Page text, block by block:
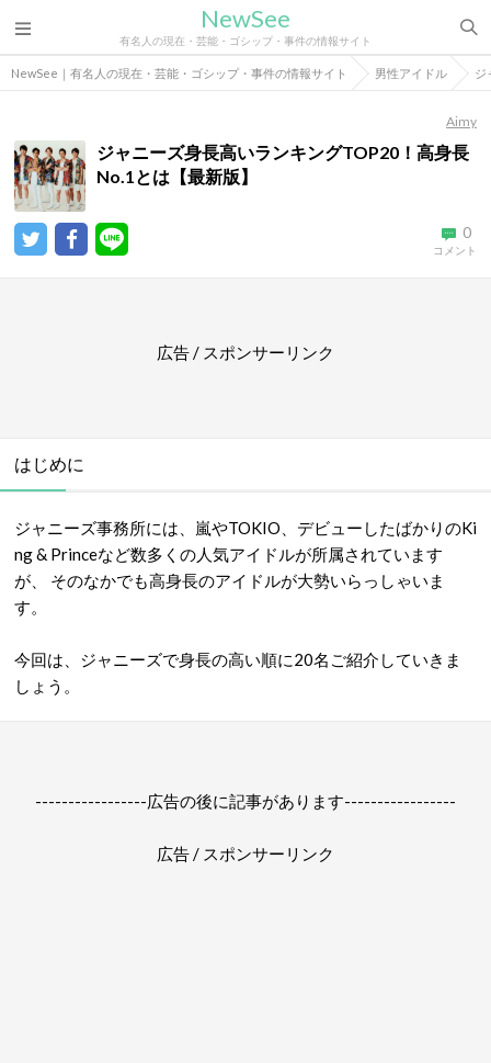
NewSee
有名人の現在・芸能・ゴシップ・事件の情報サイト
NewSee｜有名人の現在・芸能・ゴシップ・事件の情報サイト 男性アイドル ジ
Aimy
ジャニーズ身長高いランキングTOP20！高身長
No.1とは【最新版】
0
コメント
広告 / スポンサーリンク
はじめに
ジャニーズ事務所には、嵐やTOKIO、デビューしたばかりのKi
ng & Princeなど数多くの人気アイドルが所属されています
が、 そのなかでも高身長のアイドルが大勢いらっしゃいま
す。
今回は、ジャニーズで身長の高い順に20名ご紹介していきま
しょう。
-----------------広告の後に記事があります-----------------
広告 / スポンサーリンク